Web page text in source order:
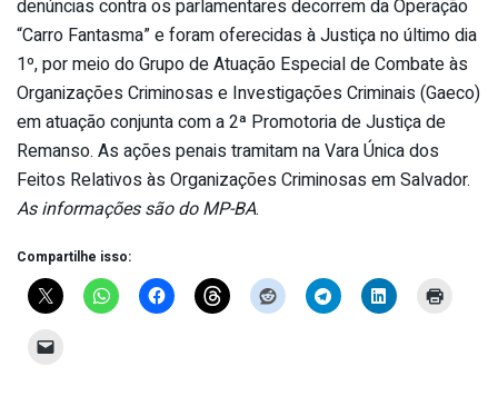
denúncias contra os parlamentares decorrem da Operação
“Carro Fantasma” e foram oferecidas à Justiça no último dia
1º, por meio do Grupo de Atuação Especial de Combate às
Organizações Criminosas e Investigações Criminais (Gaeco)
em atuação conjunta com a 2ª Promotoria de Justiça de
Remanso. As ações penais tramitam na Vara Única dos
Feitos Relativos às Organizações Criminosas em Salvador.
As informações são do MP-BA.
Compartilhe isso: